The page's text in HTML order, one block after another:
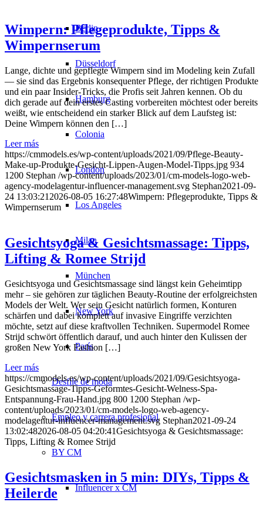
Berlin
Düsseldorf
Hamburg
Colonia
London
Los Angeles
Milan
München
New York
París
Desfile de moda
Empleo y carrera profesional
BY CM
Influencer x CM
Wimpern: Pflegeprodukte, Tipps &
Wimpernserum
Lange, dichte und gepflegte Wimpern sind im Modeling kein Zufall
— sie sind das Ergebnis konsequenter Pflege, der richtigen Produkte
und ein paar Insider-Tricks, die Profis seit Jahren kennen. Ob du
dich gerade auf dein erstes Casting vorbereiten möchtest oder bereits
weißt, wie entscheidend ein starker Blick auf dem Laufsteg ist:
Deine Wimpern können den […]
Leer más
https://cmmodels.es/wp-content/uploads/2021/09/Pflege-Beauty-
Make-up-Produkte-Gesicht-Lippen-Augen-Model-Tipps.jpg 934
1200 Stephan /wp-content/uploads/2023/01/cm-models-logo-web-
agency-modelagentur-influencer-management.svg Stephan2021-09-
24 13:03:21 2026-08-05 16:27:48Wimpern: Pflegeprodukte, Tipps &
Wimpernserum
Gesichtsyoga & Gesichtsmassage: Tipps,
Lifting & Romee Strijd
Gesichtsyoga und Gesichtsmassage sind längst kein Geheimtipp
mehr – sie gehören zur täglichen Beauty-Routine der erfolgreichsten
Models der Welt. Wer sein Gesicht natürlich formen, Konturen
schärfen und dabei komplett auf invasive Eingriffe verzichten
möchte, setzt auf diese kraftvollen Techniken. Supermodel Romee
Strijd schwört öffentlich darauf, und auch hinter den Kulissen der
großen New York Fashion […]
Leer más
https://cmmodels.es/wp-content/uploads/2021/09/Gesichtsyoga-
Gesichtsmassage-Tipps-Geformtes-Gesicht-Welness-Spa-
Entspannung-Frau-Hand.jpg 800 1200 Stephan /wp-
content/uploads/2023/01/cm-models-logo-web-agency-
modelagentur-influencer-management.svg Stephan2021-09-24
13:02:482026-08-05 04:20:41Gesichtsyoga & Gesichtsmassage:
Tipps, Lifting & Romee Strijd
Gesichtsmasken in 5 min: DIYs, Tipps &
Heilerde